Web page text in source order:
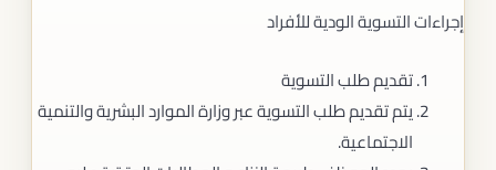
إجراءات التسوية الودية للأفراد
تقديم طلب التسوية
يتم تقديم طلب التسوية عبر وزارة الموارد البشرية والتنمية
الاجتماعية.